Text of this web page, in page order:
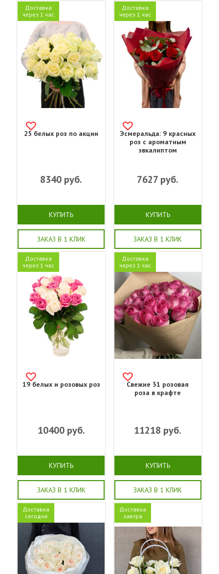
Доставка
через 1 час
25 белых роз по акции
8340 руб.
КУПИТЬ
ЗАКАЗ В 1 КЛИК
Доставка
через 1 час
Эсмеральда: 9 красных
роз с ароматным
эвкалиптом
7627 руб.
КУПИТЬ
ЗАКАЗ В 1 КЛИК
Доставка
через 1 час
19 белых и розовых роз
10400руб.
КУПИТЬ
ЗАКАЗ В 1 КЛИК
Доставка
через 1 час
Свежие 31 розовая
роза в крафте
11218 руб.
КУПИТЬ
ЗАКАЗ В 1 КЛИК
Доставка
сегодня
Доставка
завтра